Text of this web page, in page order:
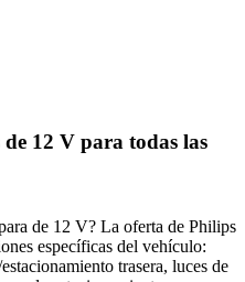
12 V para todas las
de 12 V? La oferta de Philips
específicas del vehículo:
trasera, luces de